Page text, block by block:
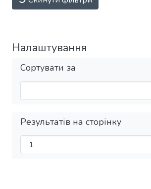
Налаштування
Сортувати за
Результатів на сторінку